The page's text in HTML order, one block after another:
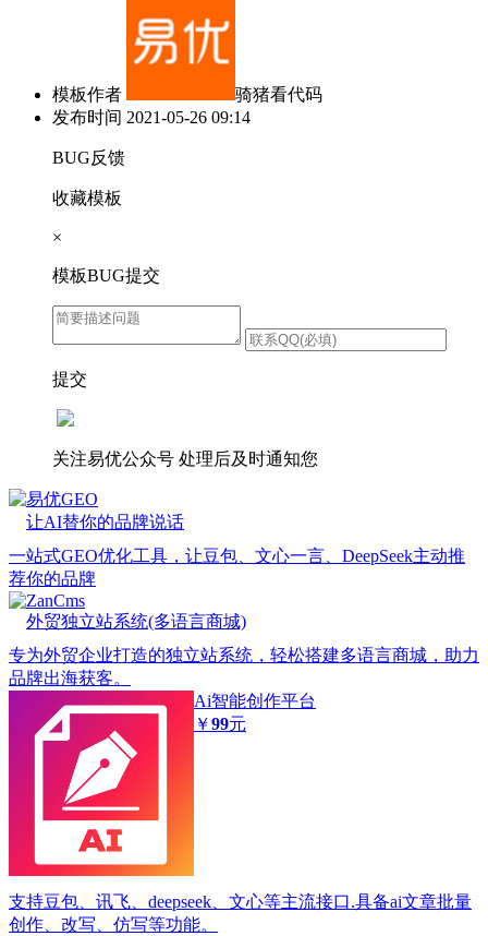
模板作者
骑猪看代码
发布时间 2021-05-26 09:14
BUG反馈
收藏模板
×
模板BUG提交
提交
关注易优公众号 处理后及时通知您
易优GEO
让AI替你的品牌说话
一站式GEO优化工具，让豆包、文心一言、DeepSeek主动推
荐你的品牌
ZanCms
外贸独立站系统(多语言商城)
专为外贸企业打造的独立站系统，轻松搭建多语言商城，助力
品牌出海获客。
Ai智能创作平台
￥99元
支持豆包、讯飞、deepseek、文心等主流接口.具备ai文章批量
创作、改写、仿写等功能。